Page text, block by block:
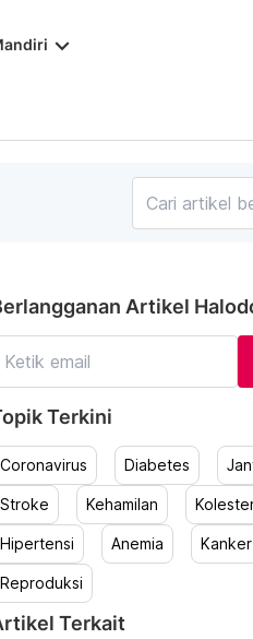
keyboard_arrow_down
Artikel
Terkini
Coronavirus Diabetes
Stroke Kehamilan
Hipertensi Anemia Kanker
Reproduksi
Terkait